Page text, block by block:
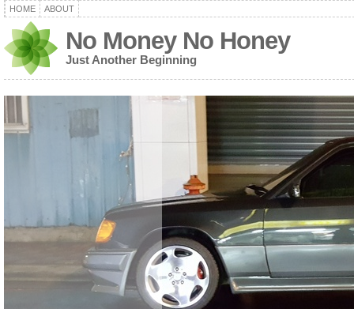
HOME ABOUT
No Money No Honey
Just Another Beginning